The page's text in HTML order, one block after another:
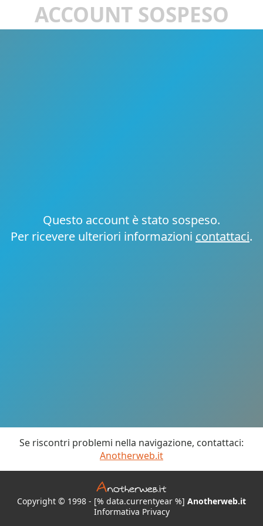
ACCOUNT SOSPESO
Questo account è stato sospeso.
Per ricevere ulteriori informazioni contattaci.
Se riscontri problemi nella navigazione, contattaci:
Anotherweb.it
Copyright © 1998 - [% data.currentyear %] Anotherweb.it
Informativa Privacy